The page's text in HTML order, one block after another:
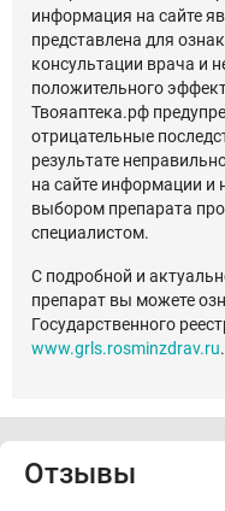
информация на сайте
представлена для
консультации врача и
положительного
Твояаптека.рф
отрицательные
результате
на сайте информации и
выбором препарата
специалистом.
С подробной и
препарат вы можете
Государственного
www.grls.rosminzdrav.ru.
Отзывы